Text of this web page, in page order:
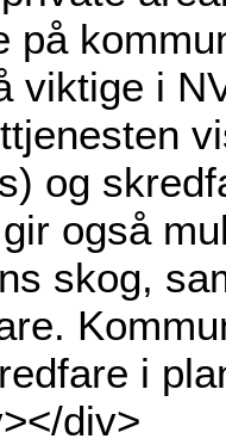
på
viktige i
og
også
skog,
i
div>